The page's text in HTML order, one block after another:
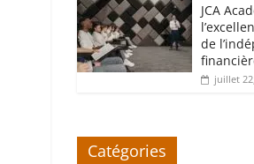
JCA
de
juillet
Catégories